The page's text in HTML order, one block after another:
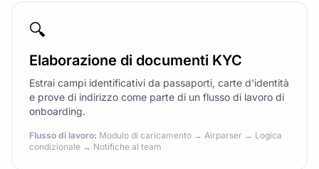
🔍
Elaborazione di documenti KYC
Estrai campi identificativi da passaporti, carte d'identità
e prove di indirizzo come parte di un flusso di lavoro di
onboarding.
Flusso di lavoro: Modulo di caricamento → Airparser → Logica
condizionale → Notifiche al team